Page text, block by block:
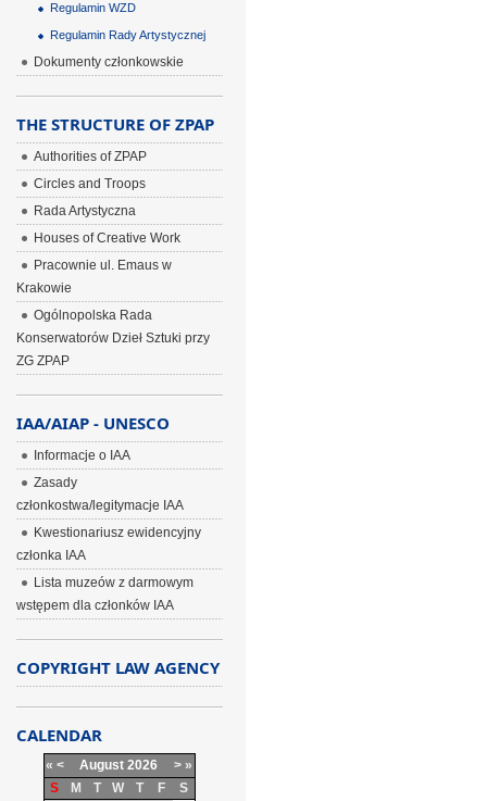
Regulamin WZD
Regulamin Rady Artystycznej
Dokumenty członkowskie
THE STRUCTURE OF ZPAP
Authorities of ZPAP
Circles and Troops
Rada Artystyczna
Houses of Creative Work
Pracownie ul. Emaus w
Krakowie
Ogólnopolska Rada
Konserwatorów Dzieł Sztuki przy
ZG ZPAP
IAA/AIAP - UNESCO
Informacje o IAA
Zasady
członkostwa/legitymacje IAA
Kwestionariusz ewidencyjny
członka IAA
Lista muzeów z darmowym
wstępem dla członków IAA
COPYRIGHT LAW AGENCY
CALENDAR
« < August 2026 > »
S
M T W T F
S